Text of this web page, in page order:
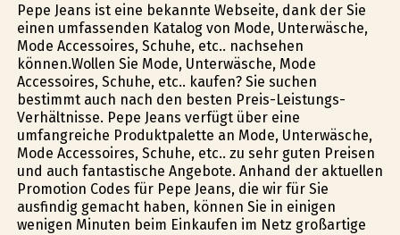
Pepe Jeans ist eine bekannte Webseite, dank der Sie
einen umfassenden Katalog von Mode, Unterwäsche,
Mode Accessoires, Schuhe, etc.. nachsehen
können.Wollen Sie Mode, Unterwäsche, Mode
Accessoires, Schuhe, etc.. kaufen? Sie suchen
bestimmt auch nach den besten Preis-Leistungs-
Verhältnisse. Pepe Jeans verfügt über eine
umfangreiche Produktpalette an Mode, Unterwäsche,
Mode Accessoires, Schuhe, etc.. zu sehr guten Preisen
und auch fantastische Angebote. Anhand der aktuellen
Promotion Codes für Pepe Jeans, die wir für Sie
ausfindig gemacht haben, können Sie in einigen
wenigen Minuten beim Einkaufen im Netz großartige